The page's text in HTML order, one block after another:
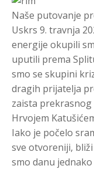
Naše putovanje
Uskrs 9. travnja
energije okupili
uputili prema
smo se skupini
dragih prijatelja
zaista
Hrvojem
Iako je počelo
sve otvoreniji,
smo danu